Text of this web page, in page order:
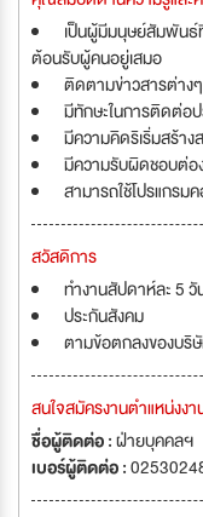
เป็นผู้มีมนุษย์สัมพันธ์
ต้อนรับผู้คนอยู่เสมอ
ติดตามข่าวสารต่าง
มีทักษะในการติดต่อ
มีความคิดริเริ่มสร้าง
มีความรับผิดชอบต่อ
สามารถใช้โปรแกร
สวัสดิการ
ทำงานสัปดาห์ละ 5 วั
ประกันสังคม
ตามข้อตกลงของบริ
สนใจสมัครงานตำแหน่ง
ชื่อผู้ติดต่อ :ฝ่ายบุคคลฯ
เบอร์ผู้ติดต่อ :